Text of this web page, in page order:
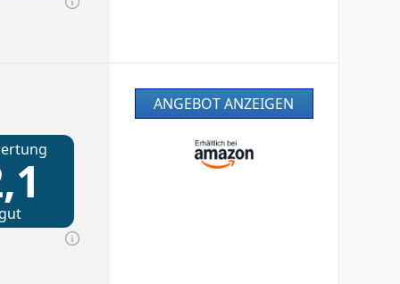
gut
ANGEBOT ANZEIGEN